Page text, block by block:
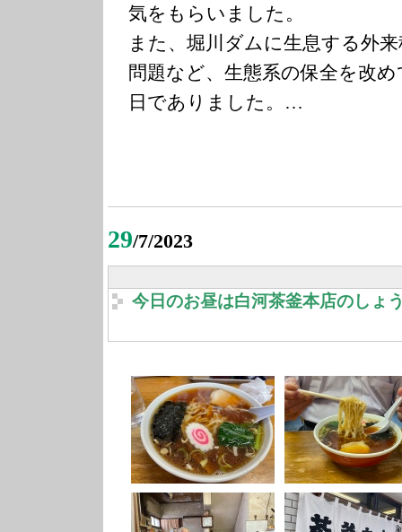
気をもらいました。
また、堀川ダムに生息する外
問題など、生態系の保全を改
日でありました。…
29/7/2023
今日のお昼は白河茶釜本店のしょ